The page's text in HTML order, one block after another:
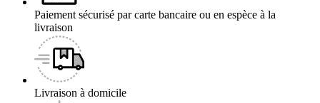
Paiement sécurisé par carte bancaire ou en espèce à la
livraison
Livraison à domicile